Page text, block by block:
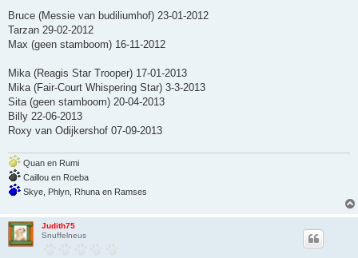
Bruce (Messie van budiliumhof) 23-01-2012
Tarzan 29-02-2012
Max (geen stamboom) 16-11-2012
Mika (Reagis Star Trooper) 17-01-2013
Mika (Fair-Court Whispering Star) 3-3-2013
Sita (geen stamboom) 20-04-2013
Billy 22-06-2013
Roxy van Odijkershof 07-09-2013
Quan en Rumi
Caillou en Roeba
Skye, Phlyn, Rhuna en Ramses
Judith75
Snuffelneus